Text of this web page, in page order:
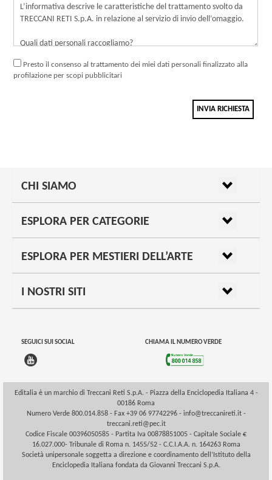
Presto il consenso al trattamento dei miei dati personali finalizzato alla
profilazione per scopi pubblicitari
INVIA RICHIESTA
CHI SIAMO
ESPLORA PER CATEGORIE
ESPLORA PER MESTIERI DELL’ARTE
I NOSTRI SITI
SEGUICI SUI SOCIAL CHIAMA IL NUMERO VERDE
Editalia è un marchio di Treccani Reti S.p.A. - Piazza della Enciclopedia Italiana 4 -
00186 Roma
Numero Verde 800.014.858 - Fax +39 06 97742296 - info@treccanireti.it-
treccani.reti@pec.it
Codice Fiscale 00396050585 - Partita Iva 00878851005 - Capitale Sociale €
16.027.000- Tribunale di Roma n. 1455/52 - C.C.I.A.A. n. 164263 Roma
Società unipersonale soggetta a direzione e coordinamento dell’Istituto della
Enciclopedia Italiana fondata da Giovanni Treccani S.p.A.